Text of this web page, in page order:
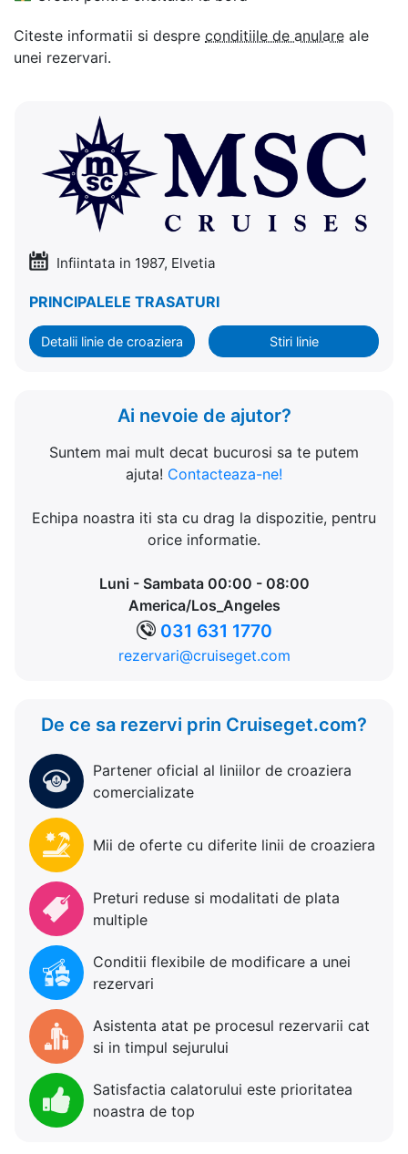
Citeste informatii si despre conditiile de anulare ale
unei rezervari.
Infiintata in 1987, Elvetia
PRINCIPALELE TRASATURI
Detalii linie de croaziera Stiri linie
Ai nevoie de ajutor?
Suntem mai mult decat bucurosi sa te putem
ajuta! Contacteaza-ne!
Echipa noastra iti sta cu drag la dispozitie, pentru
orice informatie.
Luni - Sambata 00:00 - 08:00
America/Los_Angeles
031 631 1770
rezervari@cruiseget.com
De ce sa rezervi prin Cruiseget.com?
Partener oficial al liniilor de croaziera
comercializate
Mii de oferte cu diferite linii de croaziera
Preturi reduse si modalitati de plata
multiple
Conditii flexibile de modificare a unei
rezervari
Asistenta atat pe procesul rezervarii cat
si in timpul sejurului
Satisfactia calatorului este prioritatea
noastra de top